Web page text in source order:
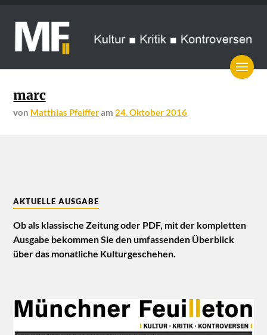
marc
von Matthias Pfeifferam 24. Oktober 2016
AKTUELLE AUSGABE
Ob als klassische Zeitung oder PDF, mit der kompletten
Ausgabe bekommen Sie den umfassenden Überblick
über das monatliche Kulturgeschehen.